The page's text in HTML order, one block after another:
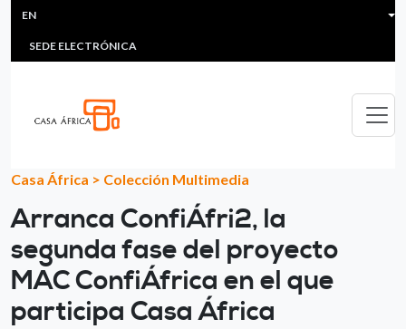
Skip to main content
HEADER MENU
MULTIMEDIA
SEDE ELECTRÓNICA
EN
Casa África > Colección Multimedia
Arranca ConfiÁfri2, la
segunda fase del proyecto
MAC ConfiÁfrica en el que
participa Casa África